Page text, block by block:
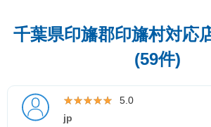
千葉県印旛郡印旛村対応
(59件)
★★★★★
★★★★★ 5.0
jp